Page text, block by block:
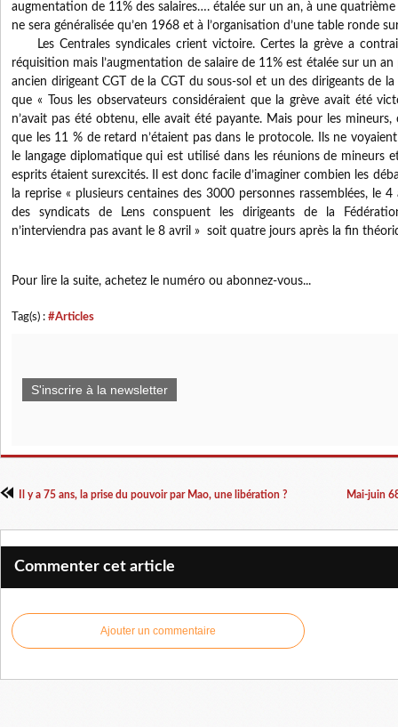
augmentation de 11% des salaires…. étalée sur un an, à une
ne sera généralisée qu’en 1968 et à l’organisation d’une table ronde
Les Centrales syndicales crient victoire. Certes la grève a
réquisition mais l’augmentation de salaire de 11% est étalée sur un
ancien dirigeant CGT de la CGT du sous-sol et un des dirigeants de
que « Tous les observateurs considéraient que la grève avait été
n’avait pas été obtenu, elle avait été payante. Mais pour les mineurs,
que les 11 % de retard n’étaient pas dans le protocole. Ils ne
le langage diplomatique qui est utilisé dans les réunions de mineurs
esprits étaient surexcités. Il est donc facile d’imaginer combien les
la reprise « plusieurs centaines des 3000 personnes rassemblées, le
des syndicats de Lens conspuent les dirigeants de la
n’interviendra pas avant le 8 avril » soit quatre jours après la fin
Pour lire la suite, achetez le numéro ou abonnez-vous...
Tag(s) : #Articles
S'inscrire à la newsletter
Il y a 75 ans, la prise du pouvoir par Mao, une libération ? Mai-juin
Commenter cet article
Ajouter un commentaire